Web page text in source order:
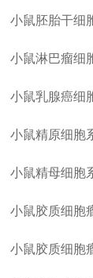
小鼠胚胎干细
小鼠淋巴瘤细
小鼠乳腺癌细
小鼠精原细胞
小鼠精母细胞
小鼠胶质细胞
小鼠胶质细胞